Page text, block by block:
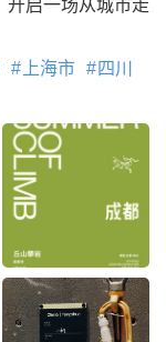
开启一场从城市走
上海市
四川